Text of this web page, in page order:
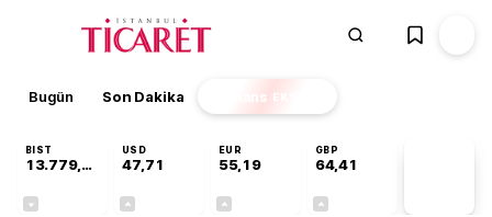
Bugün Son Dakika Finans EKSTRA
BIST
13.779,39
USD
47,71
EUR
55,19
GBP
64,41